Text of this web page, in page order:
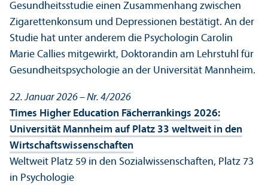
Gesundheits­studie einen Zusammenhang zwischen
Zigarettenkonsum und Depressionen bestätigt. An der
Studie hat unter anderem die Psychologin Carolin
Marie Callies mitgewirkt, Doktorandin am Lehr­stuhl für
Gesundheits­psychologie an der Universität Mannheim.
22. Januar 2026 – Nr. 4/2026
Times Higher Education Fächerrankings 2026:
Universität Mannheim auf Platz 33 weltweit in den
Wirtschafts­wissenschaften
Weltweit Platz 59 in den Sozial­wissenschaften, Platz 73
in Psychologie